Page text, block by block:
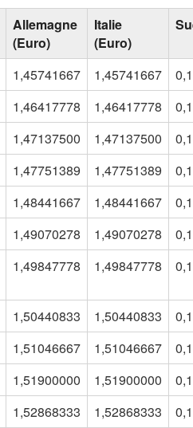
Allemagne
(Euro)
Italie
(Euro)
1,45741667 1,45741667
1,46417778 1,46417778
1,47137500 1,47137500
1,47751389 1,47751389
1,48441667 1,48441667
1,49070278 1,49070278
1,49847778 1,49847778
1,50440833 1,50440833
1,51046667 1,51046667
1,51900000 1,51900000
1,52868333 1,52868333